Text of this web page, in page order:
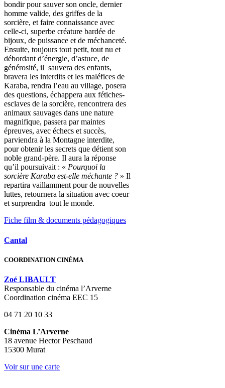
bondir pour sauver son oncle, dernier
homme valide, des griffes de la
sorcière, et faire connaissance avec
celle-ci, superbe créature bardée de
bijoux, de puissance et de méchanceté.
Ensuite, toujours tout petit, tout nu et
débordant d’énergie, d’astuce, de
générosité, il sauvera des enfants,
bravera les interdits et les maléfices de
Karaba, rendra l’eau au village, posera
des questions, échappera aux fétiches-
esclaves de la sorcière, rencontrera des
animaux sauvages dans une nature
magnifique, passera par maintes
épreuves, avec échecs et succès,
parviendra à la Montagne interdite,
pour obtenir les secrets que détient son
noble grand-père. Il aura la réponse
qu’il poursuivait : « Pourquoi la
sorcière Karaba est-elle méchante ? » Il
repartira vaillamment pour de nouvelles
luttes, retournera la situation avec coeur
et surprendra tout le monde.
Fiche film & documents pédagogiques
Cantal
COORDINATION CINÉMA
Zoé LIBAULT
Responsable du cinéma l’Arverne
Coordination cinéma EEC 15
04 71 20 10 33
Cinéma L’Arverne
18 avenue Hector Peschaud
15300 Murat
Voir sur une carte